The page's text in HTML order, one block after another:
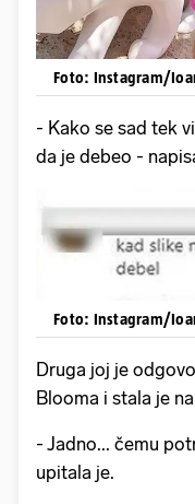
Foto: Instagram/
- Kako se sad tek
da je debeo -
Foto: Instagram/
Druga joj je
Blooma i stala je
- Jadno... čemu
upitala je.